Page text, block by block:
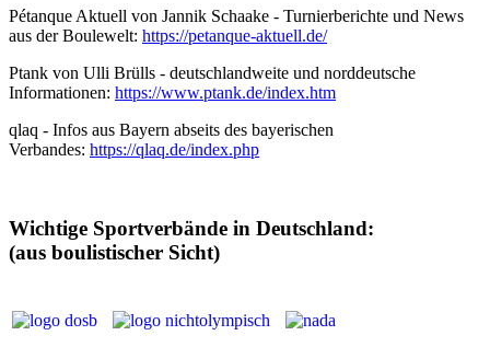
Pétanque Aktuell von Jannik Schaake - Turnierberichte und News
aus der Boulewelt: https://petanque-aktuell.de/
Ptank von Ulli Brülls - deutschlandweite und norddeutsche
Informationen: https://www.ptank.de/index.htm
qlaq - Infos aus Bayern abseits des bayerischen
Verbandes: https://qlaq.de/index.php
Wichtige Sportverbände in Deutschland:
(aus boulistischer Sicht)